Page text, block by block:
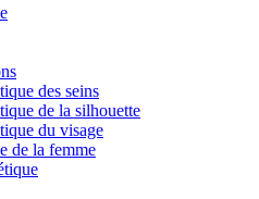
des seins
de la silhouette
du visage
de la femme